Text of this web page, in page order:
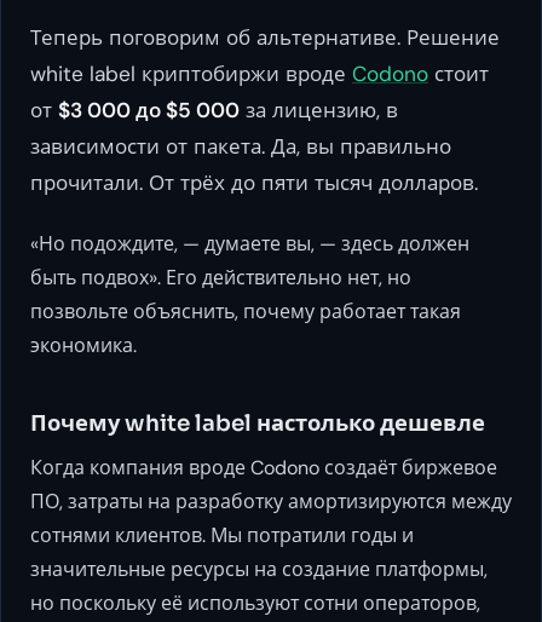
Теперь поговорим об альтернативе. Решение
white label криптобиржи вроде Codono стоит
от $3 000 до $5 000 за лицензию, в
зависимости от пакета. Да, вы правильно
прочитали. От трёх до пяти тысяч долларов.
«Но подождите, — думаете вы, — здесь должен
быть подвох». Его действительно нет, но
позвольте объяснить, почему работает такая
экономика.
Почему white label настолько дешевле
Когда компания вроде Codono создаёт биржевое
ПО, затраты на разработку амортизируются между
сотнями клиентов. Мы потратили годы и
значительные ресурсы на создание платформы,
но поскольку её используют сотни операторов,